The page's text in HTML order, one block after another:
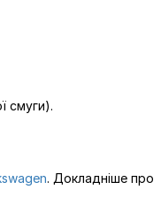
смуги).
. Докладніше про